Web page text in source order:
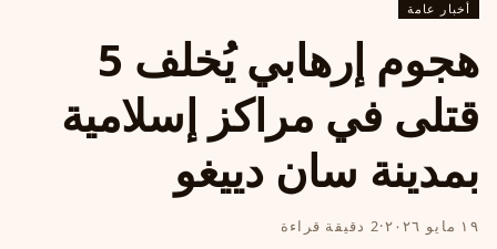
أخبار عامة
هجوم إرهابي يُخلف 5
قتلى في مراكز إسلامية
بمدينة سان دييغو
١٩ مايو ٢٠٢٦ ·2 دقيقة قراءة